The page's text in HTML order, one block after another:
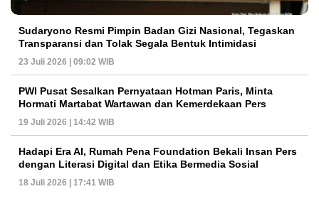
Sudaryono Resmi Pimpin Badan Gizi Nasional, Tegaskan
Transparansi dan Tolak Segala Bentuk Intimidasi
23 Juli 2026 | 09:02 WIB
PWI Pusat Sesalkan Pernyataan Hotman Paris, Minta
Hormati Martabat Wartawan dan Kemerdekaan Pers
19 Juli 2026 | 14:42 WIB
Hadapi Era AI, Rumah Pena Foundation Bekali Insan Pers
dengan Literasi Digital dan Etika Bermedia Sosial
18 Juli 2026 | 17:41 WIB